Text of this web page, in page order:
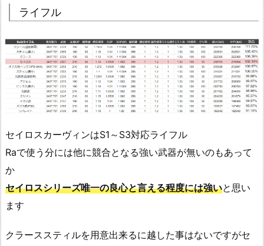
ライフル
セイロスカーヴィンはS1～S3対応ライフル
Raで使う分には他に競合となる強い武器が無いのもあって
か
セイロスシリーズ唯一の良心と言える程度には強いと思い
ます
クラーススティルを用意出来るに越した事はないですがセ